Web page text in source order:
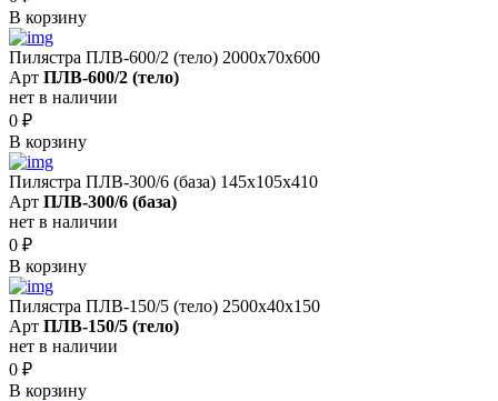
В корзину
Пилястра ПЛВ-600/2 (тело) 2000х70х600
Арт ПЛВ-600/2 (тело)
нет в наличии
0 ₽
В корзину
Пилястра ПЛВ-300/6 (база) 145х105х410
Арт ПЛВ-300/6 (база)
нет в наличии
0 ₽
В корзину
Пилястра ПЛВ-150/5 (тело) 2500х40х150
Арт ПЛВ-150/5 (тело)
нет в наличии
0 ₽
В корзину